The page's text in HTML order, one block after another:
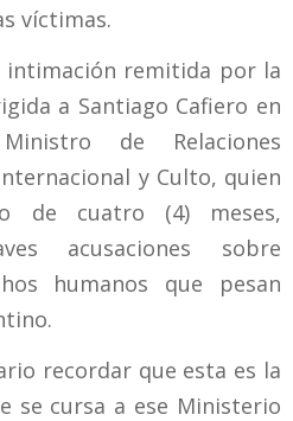
víctimas.
intimación remitida por la
a Santiago Cafiero en
de Relaciones
y Culto, quien
de cuatro (4) meses,
acusaciones sobre
humanos que pesan
recordar que esta es la
se cursa a ese Ministerio